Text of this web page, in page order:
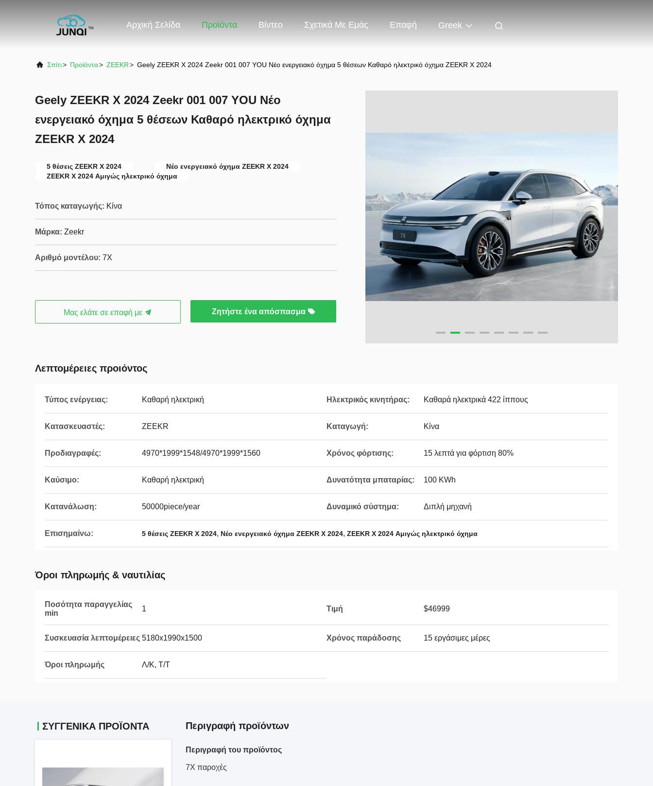
Αρχική Σελίδα Προϊόντα Βίντεο Σχετικά Με Εμάς Επαφή Greek
Σπίτι> Προϊόντα> ZEEKR> Geely ZEEKR X 2024 Zeekr 001 007 YOU Νέο ενεργειακό όχημα 5 θέσεων Καθαρό ηλεκτρικό όχημα ZEEKR X 2024
Geely ZEEKR X 2024 Zeekr 001 007 YOU Νέο
ενεργειακό όχημα 5 θέσεων Καθαρό ηλεκτρικό όχημα
ZEEKR X 2024
5 θέσεις ZEEKR X 2024
Νέο ενεργειακό όχημα ZEEKR X 2024
ZEEKR X 2024 Αμιγώς ηλεκτρικό όχημα
Τόπος καταγωγής: Κίνα
Μάρκα: Zeekr
Αριθμό μοντέλου: 7X
Μας ελάτε σε επαφή με Ζητήστε ένα απόσπασμα
Λεπτομέρειες προιόντος
Τύπος ενέργειας: Καθαρή ηλεκτρική Ηλεκτρικός κινητήρας: Καθαρά ηλεκτρικά 422 ίππους
Κατασκευαστές: ZEEKR Καταγωγή: Κίνα
Προδιαγραφές: 4970*1999*1548/4970*1999*1560 Χρόνος φόρτισης: 15 λεπτά για φόρτιση 80%
Καύσιμο: Καθαρή ηλεκτρική Δυνατότητα μπαταρίας: 100 KWh
Κατανάλωση: 50000piece/year Δυναμικό σύστημα: Διπλή μηχανή
Επισημαίνω: 5 θέσεις ZEEKR X 2024, Νέο ενεργειακό όχημα ZEEKR X 2024, ZEEKR X 2024 Αμιγώς ηλεκτρικό όχημα
Όροι πληρωμής & ναυτιλίας
Ποσότητα παραγγελίας
min
1 Τιμή $46999
Συσκευασία λεπτομέρειες 5180x1990x1500 Χρόνος παράδοσης 15 εργάσιμες μέρες
Όροι πληρωμής Λ/Κ, Τ/Τ
ΣΥΓΓΕΝΙΚΆ ΠΡΟΪΌΝΤΑ Περιγραφή προϊόντων
Περιγραφή του προϊόντος
7X παροχές